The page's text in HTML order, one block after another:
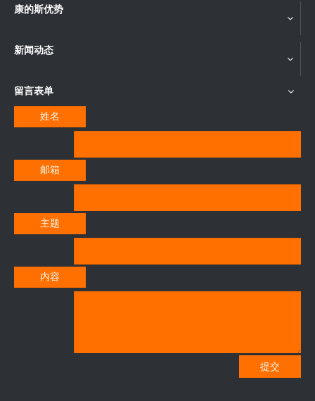
康的斯优势
新闻动态
留言表单
姓名
邮箱
主题
内容
提交